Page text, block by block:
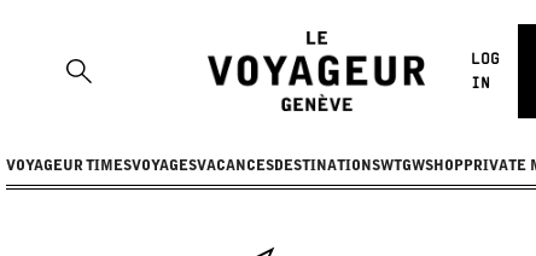
LOG
IN
VOYAGEUR TIMESVOYAGESVACANCES DESTINATIONSWTGWSHOP PRIVATE